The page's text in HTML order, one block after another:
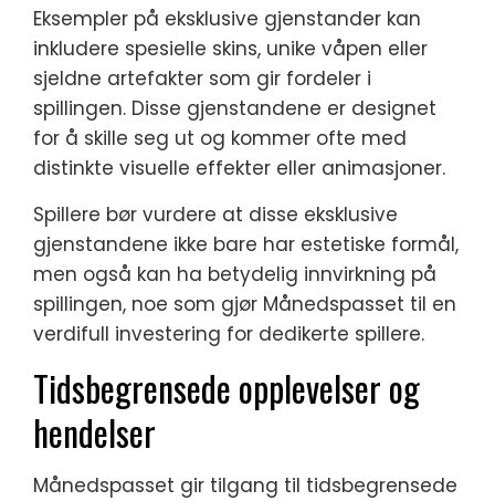
Eksempler på eksklusive gjenstander kan
inkludere spesielle skins, unike våpen eller
sjeldne artefakter som gir fordeler i
spillingen. Disse gjenstandene er designet
for å skille seg ut og kommer ofte med
distinkte visuelle effekter eller animasjoner.
Spillere bør vurdere at disse eksklusive
gjenstandene ikke bare har estetiske formål,
men også kan ha betydelig innvirkning på
spillingen, noe som gjør Månedspasset til en
verdifull investering for dedikerte spillere.
Tidsbegrensede opplevelser og
hendelser
Månedspasset gir tilgang til tidsbegrensede